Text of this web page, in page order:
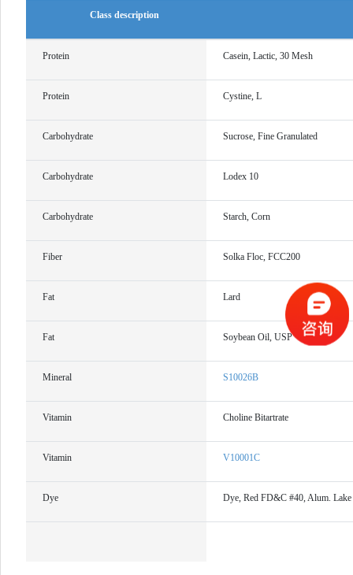
Class description
Protein Casein, Lactic, 30 Mesh
Protein Cystine, L
Carbohydrate Sucrose, Fine Granulated
Carbohydrate Lodex 10
Carbohydrate Starch, Corn
Fiber Solka Floc, FCC200
Fat Lard
Fat Soybean Oil, USP
Mineral S10026B
Vitamin Choline Bitartrate
Vitamin V10001C
Dye Dye, Red FD&C #40, Alum.